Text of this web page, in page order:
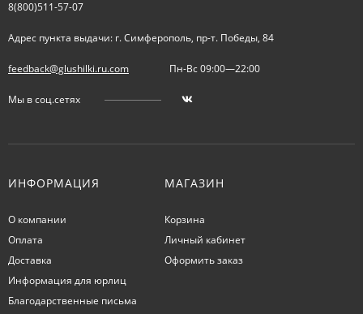
8(800)511-57-07
Адрес пункта выдачи: г. Симферополь, пр-т. Победы, 84
feedback@glushilki.ru.com Пн-Вс 09:00—22:00
Мы в соц.сетях
ИНФОРМАЦИЯ
О компании
Оплата
Доставка
Информация для юрлиц
Благодарственные письма
МАГАЗИН
Корзина
Личный кабинет
Оформить заказ